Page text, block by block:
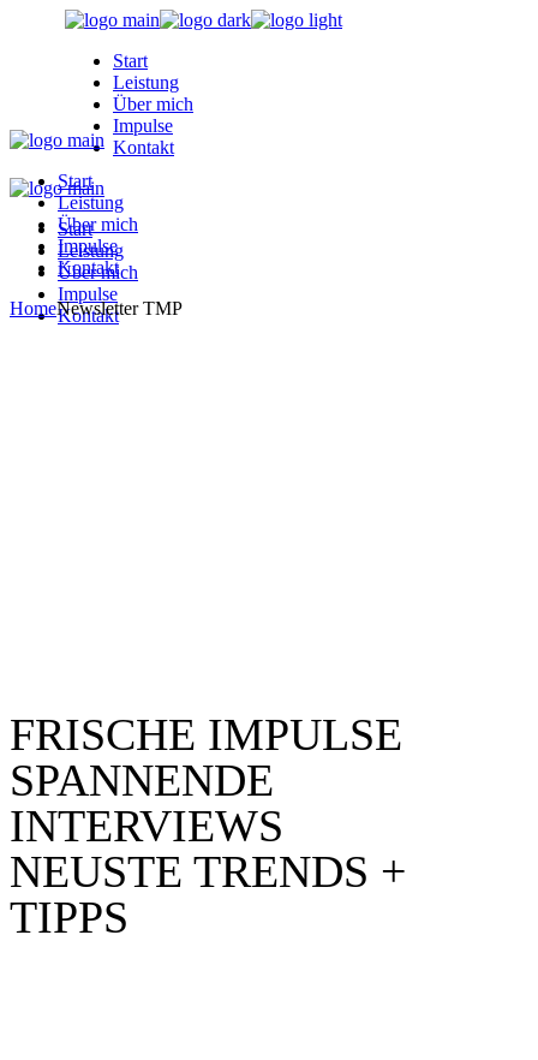
Start
Leistung
Über mich
Impulse
Kontakt
Start
Leistung
Über mich
Impulse
Kontakt
Start
Leistung
Über mich
Impulse
Kontakt
HomeNewsletter TMP
FRISCHE IMPULSE
SPANNENDE
INTERVIEWS
NEUSTE TRENDS +
TIPPS